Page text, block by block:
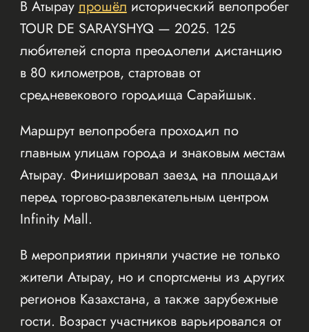
В Атырау прошёл исторический велопробег
TOUR DE SARAYSHYQ — 2025. 125
любителей спорта преодолели дистанцию
в 80 километров, стартовав от
средневекового городища Сарайшык.
Маршрут велопробега проходил по
главным улицам города и знаковым местам
Атырау. Финишировал заезд на площади
перед торгово-развлекательным центром
Infinity Mall.
В мероприятии приняли участие не только
жители Атырау, но и спортсмены из других
регионов Казахстана, а также зарубежные
гости. Возраст участников варьировался от